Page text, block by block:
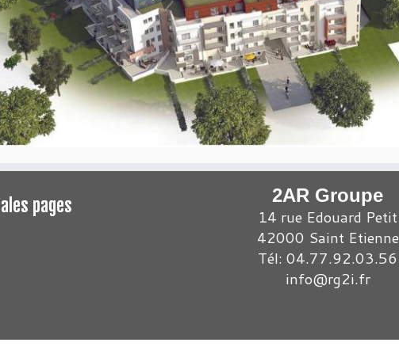
pages 2AR Groupe
14 rue Edouard Petit
42000 Saint Etienne
Tél: 04.77.92.03.56
info@rg2i.fr